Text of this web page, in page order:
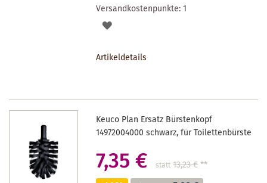
Versandkostenpunkte:1
AUF
Artikeldetails
Keuco Plan Ersatz Bürstenkopf
14972004000 schwarz, für Toilettenbürste
7,35 € statt 13,23 €**